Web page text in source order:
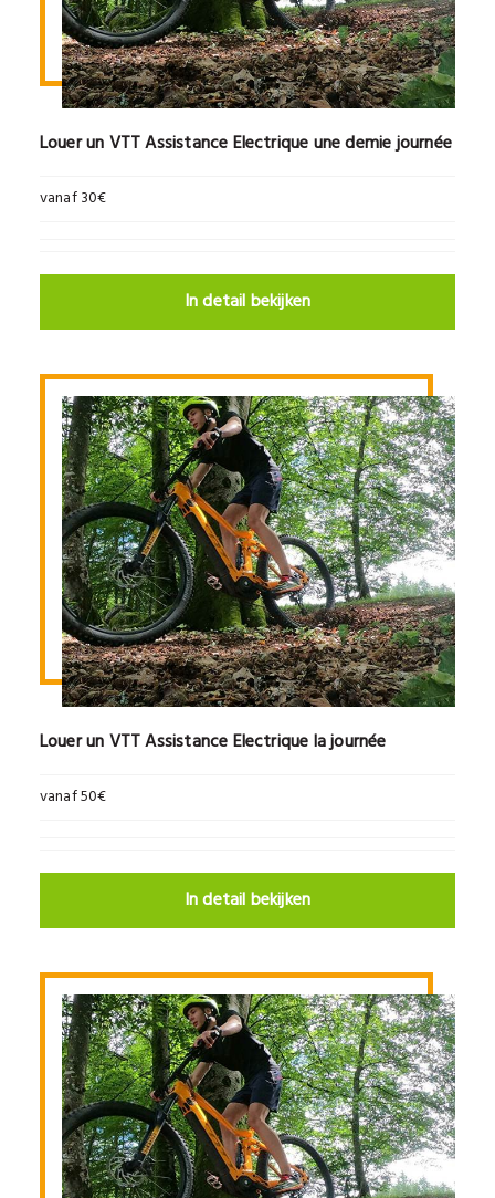
Louer un VTT Assistance Electrique une demie journée
vanaf 30€
In detail bekijken
Louer un VTT Assistance Electrique la journée
vanaf 50€
In detail bekijken